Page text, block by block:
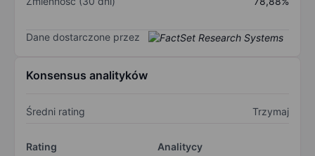
Dane dostarczone przez
Konsensus analityków
Średni rating Trzymaj
Rating
Analitycy